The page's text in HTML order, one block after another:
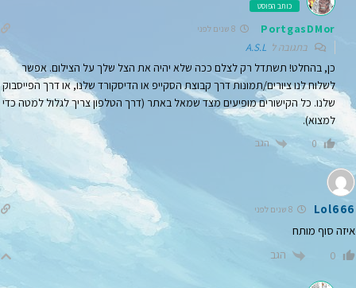
כותב הפוסט
PortgasDMor
בתגובה ל A.S.L
כן, בהחלט! תשתדל רק לצלם ככה שלא יהיה את הצל שלך על הצילום. אפשר
לשלוח לנו ציורים/תמונות דרך קבוצת הסקייפ או הדיסקורד שלנו, או דרך הפייסבוק
שלנו. כל הקישורים מופיעים מצד שמאל באתר (דרך הטלפון צריך לגלול למטה כדי
למצוא).
0 הגב
Lol666 8 שנים לפני
איזה סוף מותח
0 הגב